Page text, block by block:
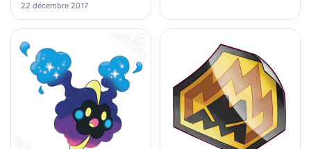
22 décembre 2017